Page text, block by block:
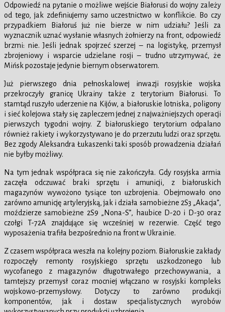
Odpowiedź na pytanie o możliwe wejście Białorusi do wojny zależy
od tego, jak zdefiniujemy samo uczestnictwo w konflikcie. Bo czy
przypadkiem Białoruś już nie bierze w nim udziału? Jeśli za
wyznacznik uznać wysłanie własnych żołnierzy na front, odpowiedź
brzmi: nie. Jeśli jednak spojrzeć szerzej – na logistykę, przemysł
zbrojeniowy i wsparcie udzielane rosji – trudno utrzymywać, że
Mińsk pozostaje jedynie biernym obserwatorem.
Już pierwszego dnia pełnoskalowej inwazji rosyjskie wojska
przekroczyły granicę Ukrainy także z terytorium Białorusi. To
stamtąd ruszyło uderzenie na Kijów, a białoruskie lotniska, poligony
i sieć kolejowa stały się zapleczem jednej z najważniejszych operacji
pierwszych tygodni wojny. Z białoruskiego terytorium odpalano
również rakiety i wykorzystywano je do przerzutu ludzi oraz sprzętu.
Bez zgody Aleksandra Łukaszenki taki sposób prowadzenia działań
nie byłby możliwy.
Na tym jednak współpraca się nie zakończyła. Gdy rosyjska armia
zaczęła odczuwać braki sprzętu i amunicji, z białoruskich
magazynów wywożono tysiące ton uzbrojenia. Obejmowało ono
zarówno amunicję artyleryjską, jak i działa samobieżne 2S3 „Akacja”,
moździerze samobieżne 2S9 „Nona-S”, haubice D-20 i D-30 oraz
czołgi T-72A znajdujące się wcześniej w rezerwie. Część tego
wyposażenia trafiła bezpośrednio na front w Ukrainie.
Z czasem współpraca weszła na kolejny poziom. Białoruskie zakłady
rozpoczęły remonty rosyjskiego sprzętu uszkodzonego lub
wycofanego z magazynów długotrwałego przechowywania, a
tamtejszy przemysł coraz mocniej włączano w rosyjski kompleks
wojskowo-przemysłowy. Dotyczy to zarówno produkcji
komponentów, jak i dostaw specjalistycznych wyrobów